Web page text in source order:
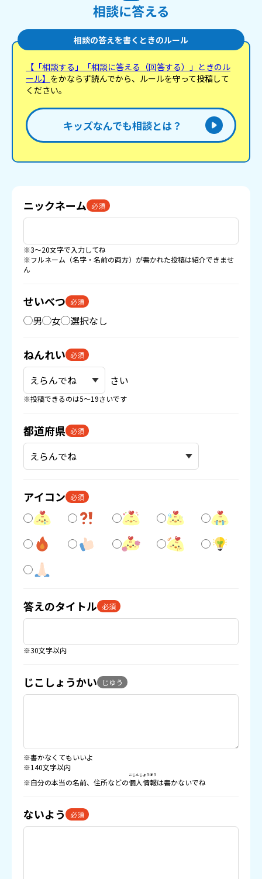
相談に答える
相談の答えを書くときのルール
【「相談する」「相談に答える（回答する）」ときのル
ール】 をかならず読んでから、ルールを守って投稿して
ください。
キッズなんでも相談とは？
ニックネーム 必須
※3〜20文字で入力してね
※フルネーム（名字・名前の両方）が書かれた投稿は紹介できませ
ん
せいべつ 必須
男 女 選択なし
ねんれい 必須
さい
※投稿できるのは5〜19さいです
都道府県 必須
アイコン 必須
答えのタイトル 必須
※30文字以内
じこしょうかい じゆう
※書かなくてもいいよ
※140文字以内
※自分の本当の名前、住所などの個人情報
こじんじょうほう
は書かないでね
ないよう 必須